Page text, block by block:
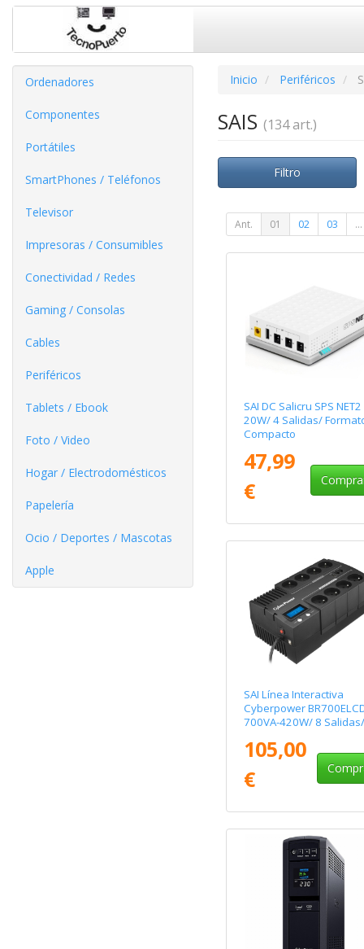
Ordenadores
Componentes
Portátiles
SmartPhones / Teléfonos
Televisor
Impresoras / Consumibles
Conectividad / Redes
Gaming / Consolas
Cables
Periféricos
Tablets / Ebook
Foto / Video
Hogar / Electrodomésticos
Papelería
Ocio / Deportes / Mascotas
Apple
Inicio Periféricos
SAIS (134 art.)
Filtro
Ant. 01 02 03 ...
SAI DC Salicru SPS
20W/ 4 Salidas/
Compacto
47,99
€
SAI Línea Interactiva
Cyberpower
700VA-420W/ 8 Salidas/
105,00
€